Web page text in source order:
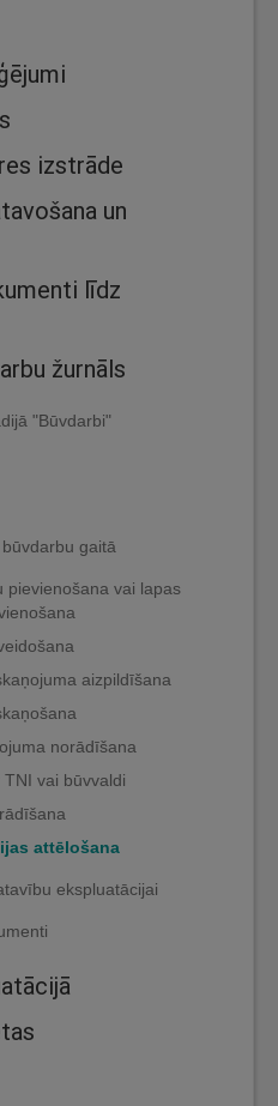
izstrāde
un
līdz
žurnāls
"Būvdarbi"
gaitā
pievienošana vai lapas
aizpildīšana
norādīšana
vai būvvaldi
attēlošana
ekspluatācijai